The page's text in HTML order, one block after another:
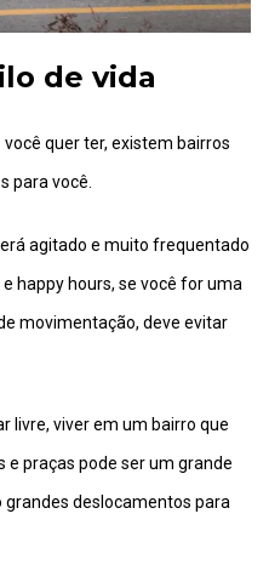
de vida
quer ter, existem bairros
para você.
agitado e muito frequentado
happy hours, se você for uma
movimentação, deve evitar
livre, viver em um bairro que
e praças pode ser um grande
deslocamentos para